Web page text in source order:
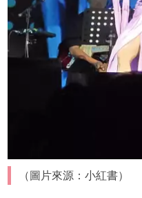
（圖片來源：小紅書）